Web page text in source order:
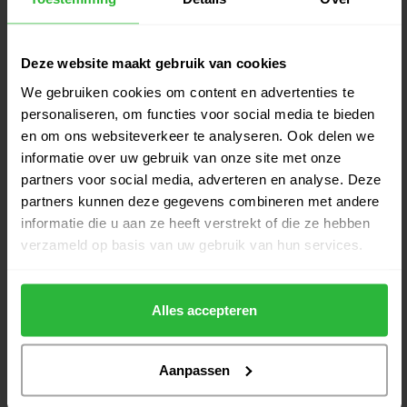
Deze website maakt gebruik van cookies
We gebruiken cookies om content en advertenties te
personaliseren, om functies voor social media te bieden
en om ons websiteverkeer te analyseren. Ook delen we
informatie over uw gebruik van onze site met onze
partners voor social media, adverteren en analyse. Deze
partners kunnen deze gegevens combineren met andere
informatie die u aan ze heeft verstrekt of die ze hebben
verzameld op basis van uw gebruik van hun services.
Alles accepteren
Aanpassen
€229,00
Odyssey AI-One 2-Ball Jailbird
Op voorraad
€295,00
Odyssey AI-One 24 Slant putter
RH
Op voorraad
€299,00
€229,00
Ai-ONE Square 2 Square MAX
Stripe Putter RH
€399,00